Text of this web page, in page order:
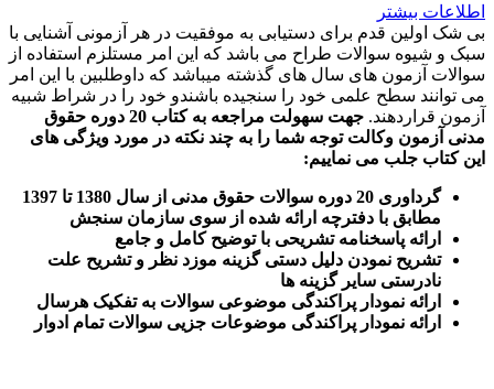
اطلاعات بیشتر
بی شک اولین قدم برای دستیابی به موفقیت در هر آزمونی آشنایی با
سبک و شیوه سوالات طراح می باشد که این امر مستلزم استفاده از
سوالات آزمون های سال های گذشته میباشد که داوطلبین با این امر
می توانند سطح علمی خود را سنجیده باشندو خود را در شراط شبیه
آزمون قراردهند.
جهت سهولت مراجعه به کتاب 20 دوره حقوق
مدنی آزمون وکالت توجه شما را به چند نکته در مورد ویژگی های
این کتاب جلب می نماییم:
گرداوری 20 دوره سوالات حقوق مدنی از سال 1380 تا 1397
مطابق با دفترچه ارائه شده از سوی سازمان سنجش
ارائه پاسخنامه تشریحی با توضیح کامل و جامع
تشریح نمودن دلیل دستی گزینه موزد نظر و تشریح علت
نادرستی سایر گزینه ها
ارائه نمودار پراکندگی موضوعی سوالات به تفکیک هرسال
رائه نمودار پراکندگی موضوعات جزیی سوالات تمام ادوار